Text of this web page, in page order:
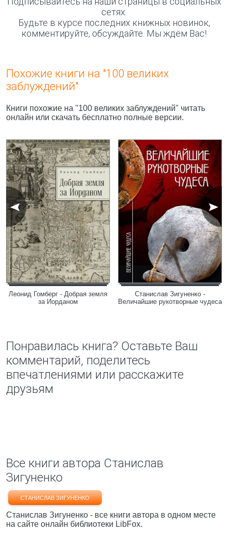
сетях.
Будьте в курсе последних книжных новинок,
комментируйте, обсуждайте. Мы ждём Вас!
Похожие книги на "100 великих
заблуждений"
Книги похожие на "100 великих заблуждений" читать
онлайн или скачать бесплатно полные версии.
Леонид Гомберг - Добрая земля
за Иорданом
Станислав Зигуненко -
Величайшие рукотворные чудеса
Понравилась книга? Оставьте Ваш
комментарий, поделитесь
впечатлениями или расскажите
друзьям
Все книги автора Станислав
Зигуненко
СТАНИСЛАВ ЗИГУНЕНКО
Станислав Зигуненко - все книги автора в одном месте
на сайте онлайн библиотеки LibFox.